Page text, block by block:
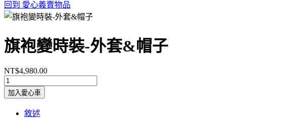
回到 愛心義賣物品
旗袍變時裝-外套&帽子
NT$4,980.00
敘述